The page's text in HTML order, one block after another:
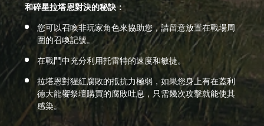
和碎星拉塔恩對決的秘訣：
您可以召喚非玩家角色來協助您，請留意放置在戰場周
圍的召喚記號。
在戰鬥中充分利用托雷特的速度和敏捷。
拉塔恩對猩紅腐敗的抵抗力極弱，如果您身上有在蓋利
德大龍饗祭壇購買的腐敗吐息，只需幾次攻擊就能使其
感染。